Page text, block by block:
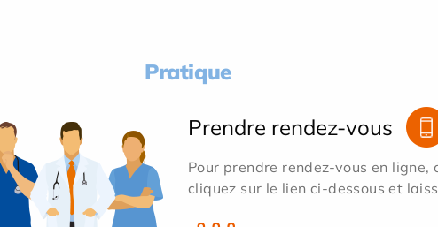
Pratique
Prendre rendez-vous
Pour prendre rendez-vous en
cliquez sur le lien ci-dessous et